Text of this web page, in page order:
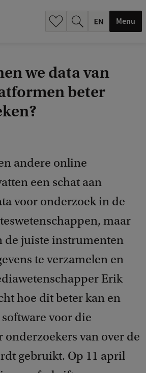
Menu
we data van
beter
andere online
een schat aan
voor onderzoek in de
maar
de juiste instrumenten
te verzamelen en
Erik
hoe dit beter kan en
voor die
van over de
gebruikt. Op 11 april